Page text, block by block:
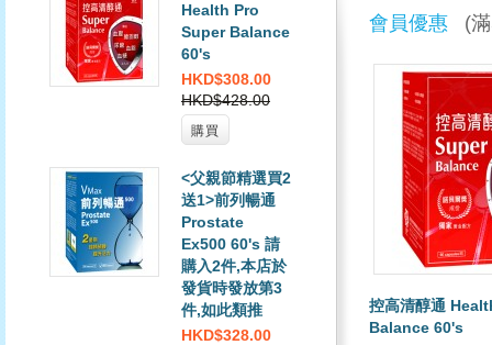
Health Pro
Super Balance
60's
HKD$308.00
HKD$428.00
購買
<父親節精選買2
送1>前列暢通
Prostate
Ex500 60's 請
購入2件,本店於
發貨時發放第3
件,如此類推
HKD$328.00
會員優惠 (
控高清醇通
Balance 60's